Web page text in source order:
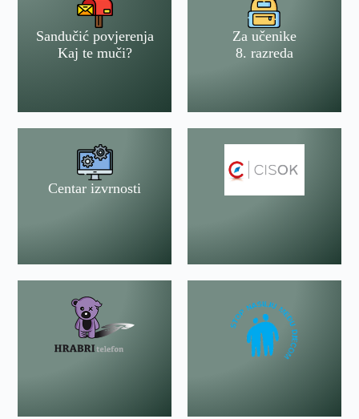
Sandučić povjerenja
Kaj te muči?
Za učenike
8. razreda
Centar izvrnosti